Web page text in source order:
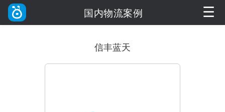
国内物流案例 ☰
信丰蓝天